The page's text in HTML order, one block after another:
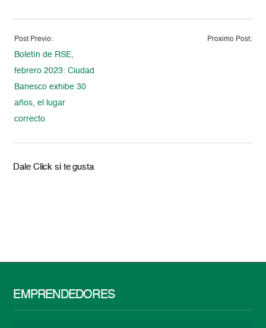
Post Previo:
Boletín de RSE,
febrero 2023: Ciudad
Banesco exhibe 30
años, el lugar
correcto
Proximo Post:
Dale Click si te gusta
EMPRENDEDORES